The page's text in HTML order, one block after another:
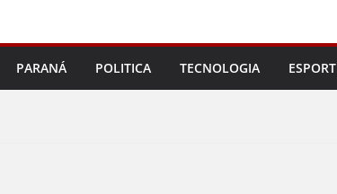
PARANÁ POLITICA TECNOLOGIA